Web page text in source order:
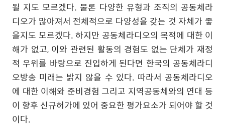
될 지도 모르겠다.물론 다양한 유형과 조직의 공동체라
디오가 많아져서 전체적으로 다양성을 갖는 것 자체가 좋
을지도 모르겠다.하지만 공동체라디오의 목적에 대한 이
해가 없고, 이와 관련된 활동의 경험도 없는 단체가 재정
적 우위를 바탕으로 진입하게 된다면 한국의 공동체라디
오방송 미래는 밝지 않을 수 있다. 따라서 공동체라디오
에 대한 이해와 준비경험 그리고 지역공동체와의 연대 등
이 향후 신규허가에 있어 중요한 평가요소가 되어야 할 것
이다.